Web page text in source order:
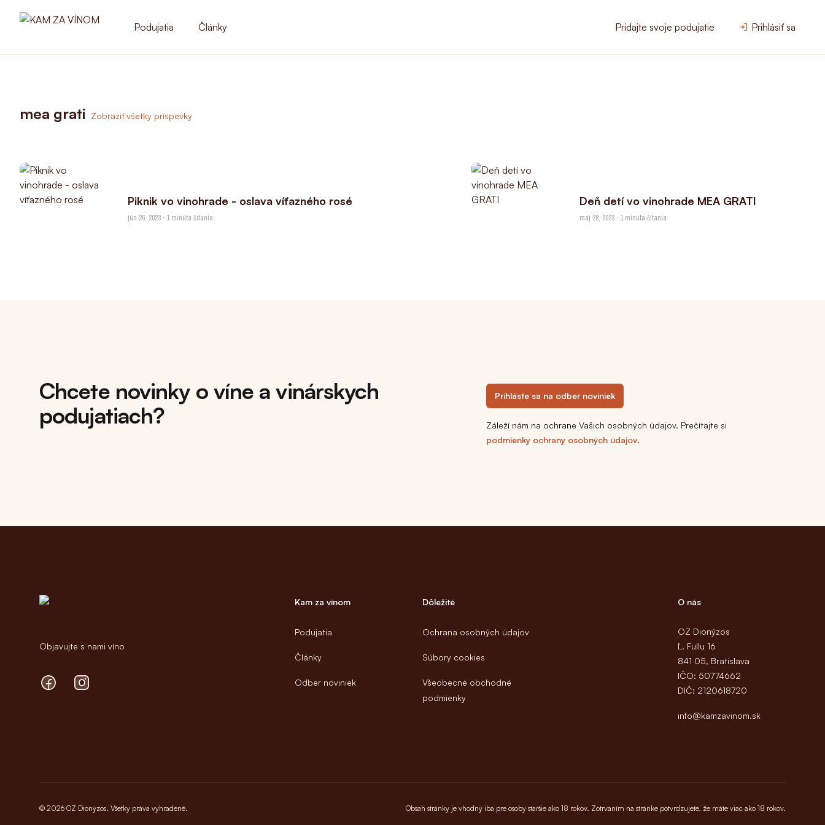
Podujatia Články Pridajte svoje podujatie Prihlásiť sa
mea grati Zobraziť všetky príspevky
Piknik vo vinohrade - oslava víťazného rosé
jún 26, 2023 · 1 minúta čítania
Deň detí vo vinohrade MEA GRATI
máj 28, 2023 · 1 minúta čítania
Chcete novinky o víne a vinárskych
podujatiach?
Prihláste sa na odber noviniek
Záleží nám na ochrane Vašich osobných údajov. Prečítajte si
podmienky ochrany osobných údajov.
Objavujte s nami víno
FacebookInstagram
Kam za vínom
Podujatia
Články
Odber noviniek
Dôležité
Ochrana osobných údajov
Súbory cookies
Všeobecné obchodné
podmienky
O nás
OZ Dionýzos
Ľ. Fullu 16
841 05, Bratislava
IČO: 50774662
DIČ: 2120618720
info@kamzavinom.sk
© 2026 OZ Dionýzos. Všetky práva vyhradené. Obsah stránky je vhodný iba pre osoby staršie ako 18 rokov. Zotrvaním na stránke potvrdzujete, že máte viac ako 18 rokov.